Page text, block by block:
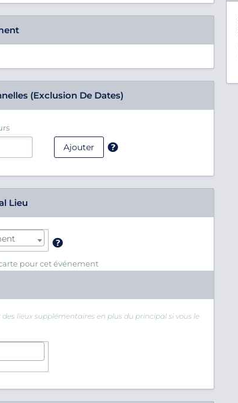
(exclusion De Dates)
Ajouter
Lieu
pour cet événement
des lieux supplémentaires en plus du principal si vous le